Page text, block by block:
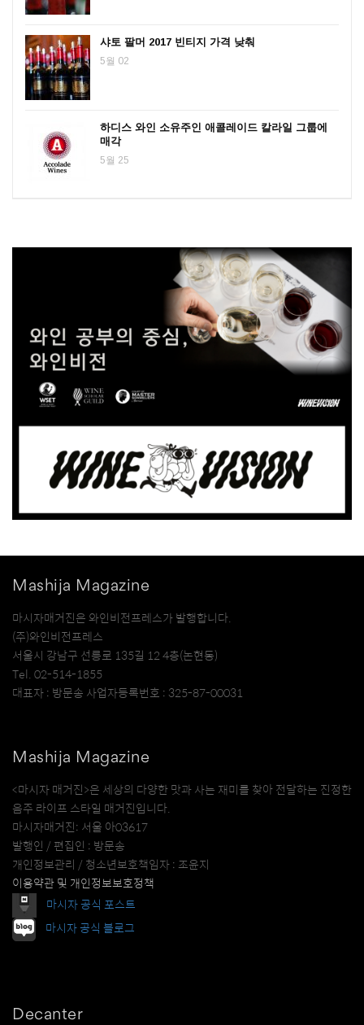
샤토 팔머 2017 빈티지 가격 낮춰
5월 02
하디스 와인 소유주인 애콜레이드 칼라일 그룹에
매각
5월 25
Mashija Magazine
마시자매거진은 와인비전프레스가 발행합니다.
(주)와인비전프레스
서울시 강남구 선릉로 135길 12 4층(논현동)
Tel. 02-514-1855
대표자 : 방문송 사업자등록번호 : 325-87-00031
Mashija Magazine
<마시자 매거진>은 세상의 다양한 맛과 사는 재미를 찾아 전달하는 진정한
음주 라이프 스타일 매거진입니다.
마시자매거진: 서울 아03617
발행인 / 편집인 : 방문송
개인정보관리 / 청소년보호책임자 : 조윤지
이용약관 및 개인정보보호정책
마시자 공식 포스트
마시자 공식 블로그
Decanter